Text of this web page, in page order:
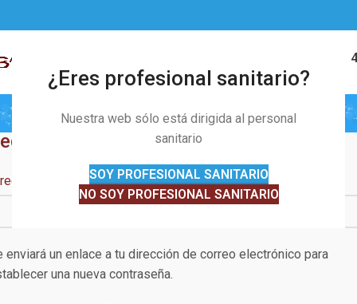
¿Eres profesional sanitario?
Nuestra web sólo está dirigida al personal
sanitario
SOY PROFESIONAL SANITARIO
NO SOY PROFESIONAL SANITARIO
91 328 01
Mi cuenta
de correo electrónico*
enviará un enlace a tu dirección de correo electrónico para
una nueva contraseña.